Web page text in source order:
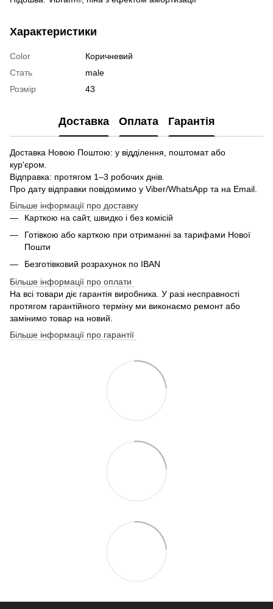
Характеристики
Color
Коричневий
Стать
male
Розмір
43
Доставка Оплата Гарантія
Доставка Новою Поштою: у відділення, поштомат або
кур'єром.
Відправка: протягом 1–3 робочих днів.
Про дату відправки повідомимо у Viber/WhatsApp та на Email.
Більше інформації про доставку
Карткою на сайт, швидко і без комісій
Готівкою або карткою при отриманні за тарифами Нової
Пошти
Безготівковий розрахунок по IBAN
Більше інформації про оплати
На всі товари діє гарантія виробника. У разі несправності
протягом гарантійного терміну ми виконаємо ремонт або
замінимо товар на новий.
Більше інформації про гарантії